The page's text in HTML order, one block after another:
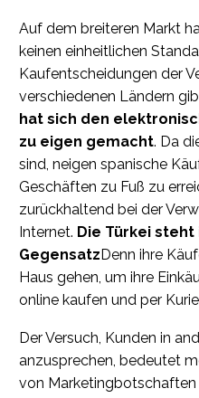
Auf dem breiteren Markt
keinen einheitlichen
Kaufentscheidungen der
verschiedenen Ländern
hat sich den
zu eigen gemacht. Da
sind, neigen spanische
Geschäften zu Fuß zu
zurückhaltend bei der
Internet. Die Türkei
GegensatzDenn ihre
Haus gehen, um ihre
online kaufen und per
Der Versuch, Kunden in
anzusprechen, bedeutet
von Marketingbotschaften